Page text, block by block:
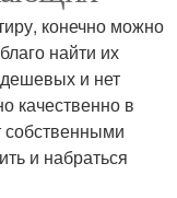
конечно можно
найти их
и нет
качественно в
и набраться